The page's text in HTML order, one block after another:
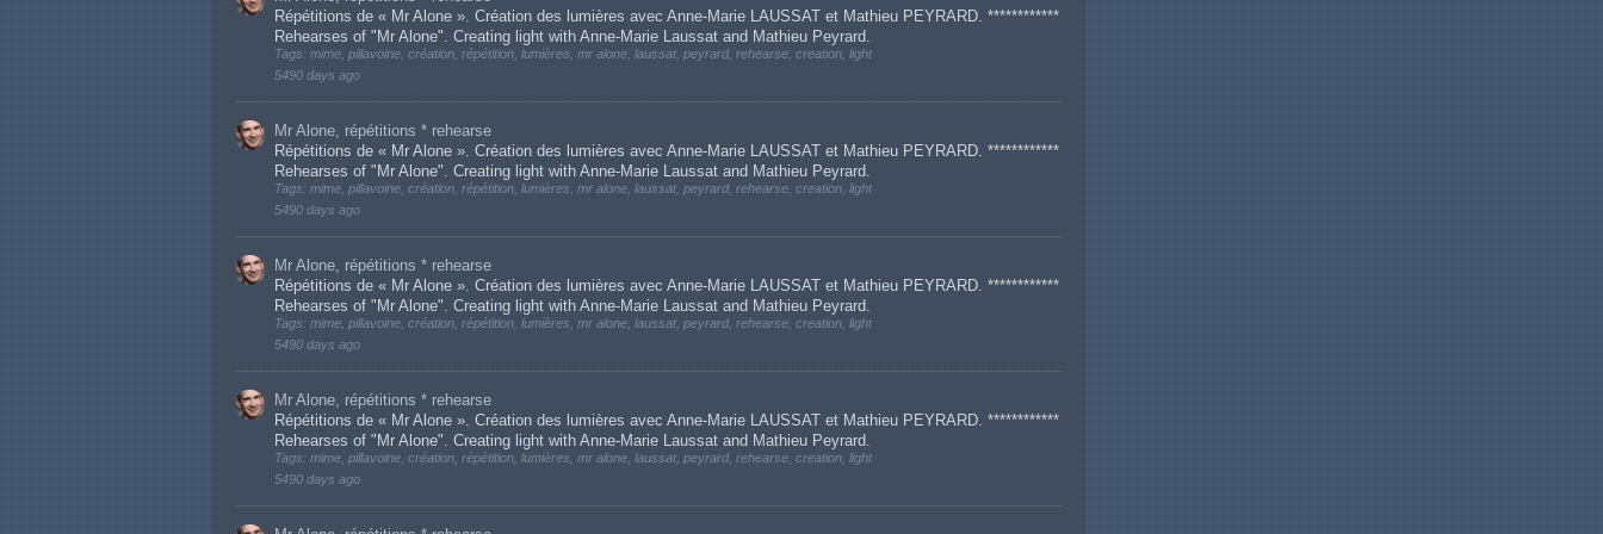
Répétitions de « Mr Alone ». Création des lumières avec Anne-Marie LAUSSAT et Mathieu PEYRARD. ************
Rehearses of "Mr Alone". Creating light with Anne-Marie Laussat and Mathieu Peyrard.
Tags: mime, pillavoine, création, répétition, lumières, mr alone, laussat, peyrard, rehearse, creation, light
5490 days ago
Mr Alone, répétitions * rehearse
Répétitions de « Mr Alone ». Création des lumières avec Anne-Marie LAUSSAT et Mathieu PEYRARD. ************
Rehearses of "Mr Alone". Creating light with Anne-Marie Laussat and Mathieu Peyrard.
Tags: mime, pillavoine, création, répétition, lumières, mr alone, laussat, peyrard, rehearse, creation, light
5490 days ago
Mr Alone, répétitions * rehearse
Répétitions de « Mr Alone ». Création des lumières avec Anne-Marie LAUSSAT et Mathieu PEYRARD. ************
Rehearses of "Mr Alone". Creating light with Anne-Marie Laussat and Mathieu Peyrard.
Tags: mime, pillavoine, création, répétition, lumières, mr alone, laussat, peyrard, rehearse, creation, light
5490 days ago
Mr Alone, répétitions * rehearse
Répétitions de « Mr Alone ». Création des lumières avec Anne-Marie LAUSSAT et Mathieu PEYRARD. ************
Rehearses of "Mr Alone". Creating light with Anne-Marie Laussat and Mathieu Peyrard.
Tags: mime, pillavoine, création, répétition, lumières, mr alone, laussat, peyrard, rehearse, creation, light
5490 days ago